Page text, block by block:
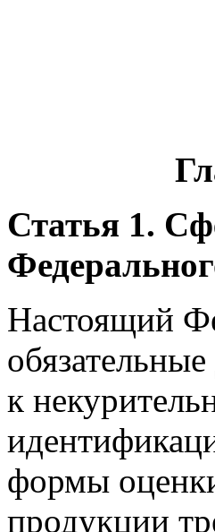
Статья 1.
Настоящий
к
формы
продукции